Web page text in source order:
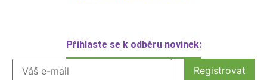
Přihlaste se k odběru novinek: